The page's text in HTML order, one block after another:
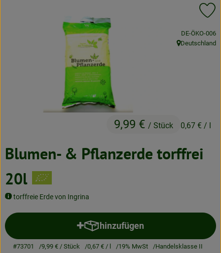
Saisonthemen
Neues & Angebote
Obst & Gemüse
Getränke
Blog
Blumen- & Pflanzerde torffrei
20l
torffreie Erde von Ingrina
9,99 € / Stück 0,67 € / l
, Kontrollstelle:
DE-ÖKO-006
, Herkunft:
Deutschland
hinzufügen
Produkt zum Warenkorb
#73701 9,99 € / Stück 0,67 € / l 19% MwSt Handelsklasse II